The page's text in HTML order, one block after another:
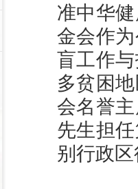
准中华
金会作
盲工作
多贫困
会名誉
先生担
别行政